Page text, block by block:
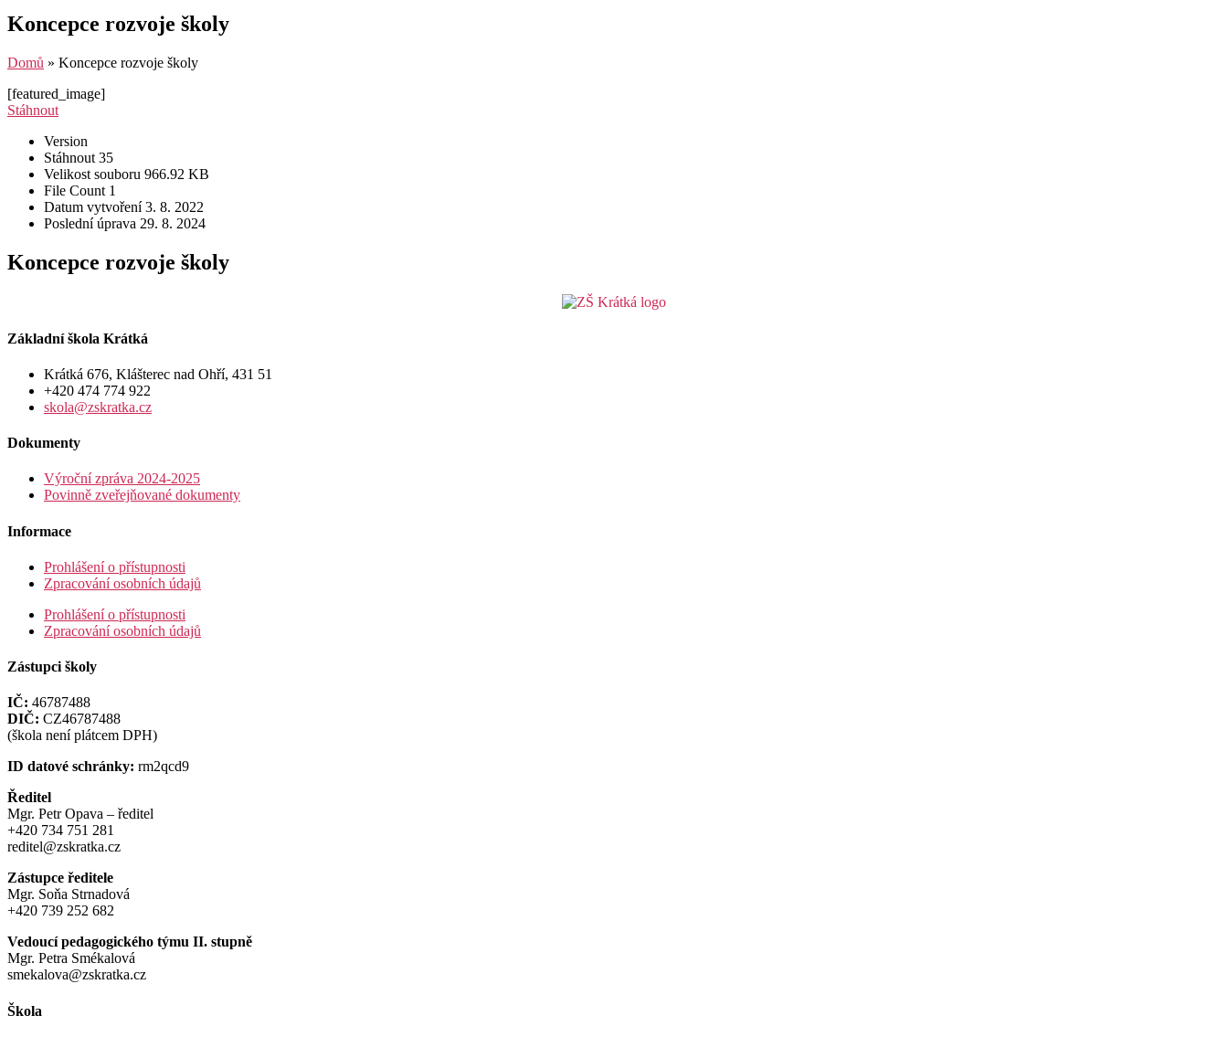
Koncepce rozvoje školy
Domů » Koncepce rozvoje školy
[featured_image]
Stáhnout
Version
Stáhnout 35
Velikost souboru 966.92 KB
File Count 1
Datum vytvoření3. 8. 2022
Poslední úprava 29. 8. 2024
Koncepce rozvoje školy
Základní škola Krátká
Krátká 676, Klášterec nad Ohří, 431 51
+420 474 774 922
skola@zskratka.cz
Dokumenty
Výroční zpráva 2024-2025
Povinně zveřejňované dokumenty
Informace
Prohlášení o přístupnosti
Zpracování osobních údajů
Prohlášení o přístupnosti
Zpracování osobních údajů
Zástupci školy
IČ: 46787488
DIČ: CZ46787488
(škola není plátcem DPH)
ID datové schránky: rm2qcd9
Ředitel
Mgr. Petr Opava – ředitel
+420 734 751 281
reditel@zskratka.cz
Zástupce ředitele
Mgr. Soňa Strnadová
+420 739 252 682
Vedoucí pedagogického týmu II. stupně
Mgr. Petra Smékalová
smekalova@zskratka.cz
Škola